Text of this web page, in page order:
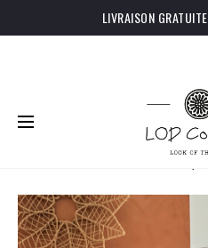
LIVRAISON GRATUITE